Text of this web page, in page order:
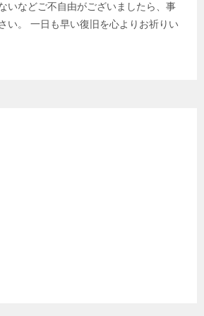
いなどご不自由がございましたら、事
い。 一日も早い復旧を心よりお祈りい